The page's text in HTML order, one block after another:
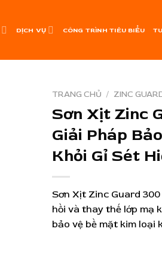
DỊCH VỤ CÔNG TRÌNH TIÊU BIỂU
TRANG CHỦ / ZINC
Sơn Xịt Zinc
Giải Pháp
Khỏi Gỉ Sét
Sơn Xịt Zinc Guard
hồi và thay thế lớp mạ
bảo vệ bề mặt kim loại